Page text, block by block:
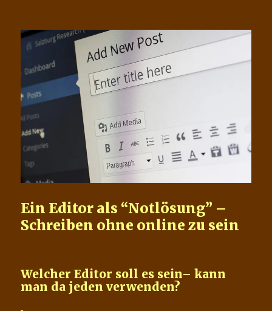
Ein Editor als “Notlösung” –
Schreiben ohne online zu sein
Welcher Editor soll es sein– kann
man da jeden verwenden?